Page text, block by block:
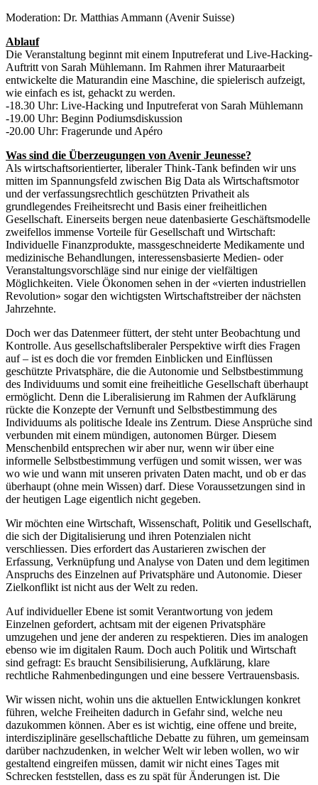
Moderation: Dr. Matthias Ammann (Avenir Suisse)
Ablauf
Die Veranstaltung beginnt mit einem Inputreferat und Live-Hacking-
Auftritt von Sarah Mühlemann. Im Rahmen ihrer Maturaarbeit
entwickelte die Maturandin eine Maschine, die spielerisch aufzeigt,
wie einfach es ist, gehackt zu werden.
-18.30 Uhr: Live-Hacking und Inputreferat von Sarah Mühlemann
-19.00 Uhr: Beginn Podiumsdiskussion
-20.00 Uhr: Fragerunde und Apéro
Was sind die Überzeugungen von Avenir Jeunesse?
Als wirtschaftsorientierter, liberaler Think-Tank befinden wir uns
mitten im Spannungsfeld zwischen Big Data als Wirtschaftsmotor
und der verfassungsrechtlich geschützten Privatheit als
grundlegendes Freiheitsrecht und Basis einer freiheitlichen
Gesellschaft. Einerseits bergen neue datenbasierte Geschäftsmodelle
zweifellos immense Vorteile für Gesellschaft und Wirtschaft:
Individuelle Finanzprodukte, massgeschneiderte Medikamente und
medizinische Behandlungen, interessensbasierte Medien- oder
Veranstaltungsvorschläge sind nur einige der vielfältigen
Möglichkeiten. Viele Ökonomen sehen in der «vierten industriellen
Revolution» sogar den wichtigsten Wirtschaftstreiber der nächsten
Jahrzehnte.
Doch wer das Datenmeer füttert, der steht unter Beobachtung und
Kontrolle. Aus gesellschaftsliberaler Perspektive wirft dies Fragen
auf – ist es doch die vor fremden Einblicken und Einflüssen
geschützte Privatsphäre, die die Autonomie und Selbstbestimmung
des Individuums und somit eine freiheitliche Gesellschaft überhaupt
ermöglicht. Denn die Liberalisierung im Rahmen der Aufklärung
rückte die Konzepte der Vernunft und Selbstbestimmung des
Individuums als politische Ideale ins Zentrum. Diese Ansprüche sind
verbunden mit einem mündigen, autonomen Bürger. Diesem
Menschenbild entsprechen wir aber nur, wenn wir über eine
informelle Selbstbestimmung verfügen und somit wissen, wer was
wo wie und wann mit unseren privaten Daten macht, und ob er das
überhaupt (ohne mein Wissen) darf. Diese Voraussetzungen sind in
der heutigen Lage eigentlich nicht gegeben.
Wir möchten eine Wirtschaft, Wissenschaft, Politik und Gesellschaft,
die sich der Digitalisierung und ihren Potenzialen nicht
verschliessen. Dies erfordert das Austarieren zwischen der
Erfassung, Verknüpfung und Analyse von Daten und dem legitimen
Anspruchs des Einzelnen auf Privatsphäre und Autonomie. Dieser
Zielkonflikt ist nicht aus der Welt zu reden.
Auf individueller Ebene ist somit Verantwortung von jedem
Einzelnen gefordert, achtsam mit der eigenen Privatsphäre
umzugehen und jene der anderen zu respektieren. Dies im analogen
ebenso wie im digitalen Raum. Doch auch Politik und Wirtschaft
sind gefragt: Es braucht Sensibilisierung, Aufklärung, klare
rechtliche Rahmenbedingungen und eine bessere Vertrauensbasis.
Wir wissen nicht, wohin uns die aktuellen Entwicklungen konkret
führen, welche Freiheiten dadurch in Gefahr sind, welche neu
dazukommen können. Aber es ist wichtig, eine offene und breite,
interdisziplinäre gesellschaftliche Debatte zu führen, um gemeinsam
darüber nachzudenken, in welcher Welt wir leben wollen, wo wir
gestaltend eingreifen müssen, damit wir nicht eines Tages mit
Schrecken feststellen, dass es zu spät für Änderungen ist. Die